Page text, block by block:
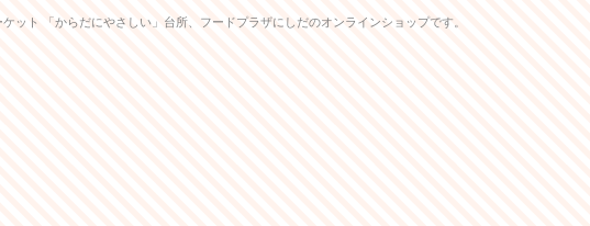
ット 「からだにやさしい」台所、フードプラザにしだのオンラインショップです。